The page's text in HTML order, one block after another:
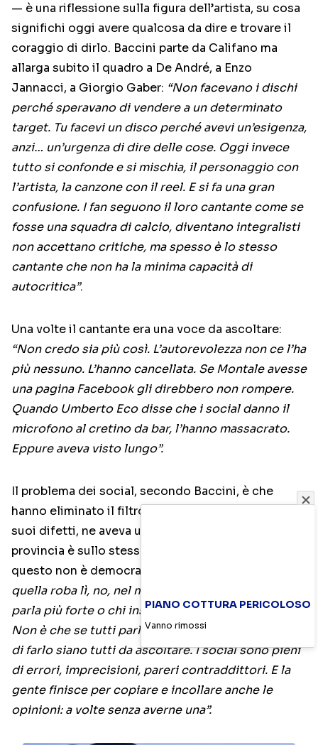
— è una riflessione sulla figura dell’artista, su cosa
significhi oggi avere qualcosa da dire e trovare il
coraggio di dirlo. Baccini parte da Califano ma
allarga subito il quadro a De André, a Enzo
Jannacci, a Giorgio Gaber: “Non facevano i dischi
perché speravano di vendere a un determinato
target. Tu facevi un disco perché avevi un’esigenza,
anzi… un’urgenza di dire delle cose. Oggi invece
tutto si confonde e si mischia, il personaggio con
l’artista, la canzone con il reel. E si fa una gran
confusione. I fan seguono il loro cantante come se
fosse una squadra di calcio, diventano integralisti
non accettano critiche, ma spesso è lo stesso
cantante che non ha la minima capacità di
autocritica”.
Una volte il cantante era una voce da ascoltare:
“Non credo sia più così. L’autorevolezza non ce l’ha
più nessuno. L’hanno cancellata. Se Montale avesse
una pagina Facebook gli direbbero non rompere.
Quando Umberto Eco disse che i social danno il
microfono al cretino da bar, l’hanno massacrato.
Eppure aveva visto lungo”.
Il problema dei social, secondo Baccini, è che
hanno eliminato il filtro. La televisione, con tutti i
suoi difetti, ne aveva uno. Oggi la sciura di
provincia è sullo stesso piano di Umberto Eco, e
questo non è democrazia:
quella roba lì, no, nel modo più assoluto. Non è chi
parla più forte o chi insulta in modo più colorito.
Non è che se tutti parlano perché hanno il diritto
di farlo siano tutti da ascoltare. I social sono pieni
di errori, imprecisioni, pareri contraddittori. E la
gente finisce per copiare e incollare anche le
opinioni: a volte senza averne una”.
PIANO COTTURA PERICOLOSO
Vanno rimossi